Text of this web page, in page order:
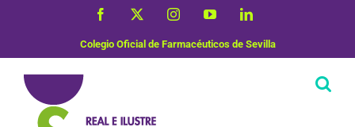
Facebook InstagramYouTubeLinkedIn
Colegio Oficial de Farmacéuticos de Sevilla